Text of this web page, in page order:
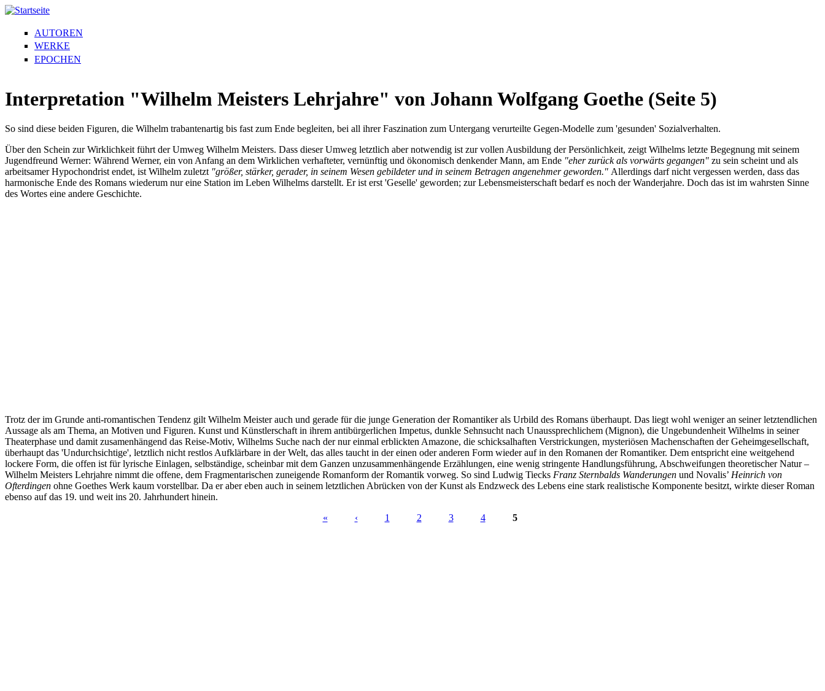
AUTOREN
WERKE
EPOCHEN
Interpretation "Wilhelm Meisters Lehrjahre" von Johann Wolfgang Goethe (Seite 5)
So sind diese beiden Figuren, die Wilhelm trabantenartig bis fast zum Ende begleiten, bei all ihrer Faszination zum Untergang verurteilte Gegen-Modelle zum 'gesunden' Sozialverhalten.
Über den Schein zur Wirklichkeit führt der Umweg Wilhelm Meisters. Dass dieser Umweg letztlich aber notwendig ist zur vollen Ausbildung der Persönlichkeit, zeigt Wilhelms letzte Begegnung mit seinem
Jugendfreund Werner: Während Werner, ein von Anfang an dem Wirklichen verhafteter, vernünftig und ökonomisch denkender Mann, am Ende "eher zurück als vorwärts gegangen" zu sein scheint und als
arbeitsamer Hypochondrist endet, ist Wilhelm zuletzt"größer, stärker, gerader, in seinem Wesen gebildeter und in seinem Betragen angenehmer geworden." Allerdings darf nicht vergessen werden, dass das
harmonische Ende des Romans wiederum nur eine Station im Leben Wilhelms darstellt. Er ist erst 'Geselle' geworden; zur Lebensmeisterschaft bedarf es noch der Wanderjahre. Doch das ist im wahrsten Sinne
des Wortes eine andere Geschichte.
Trotz der im Grunde anti-romantischen Tendenz gilt Wilhelm Meister auch und gerade für die junge Generation der Romantiker als Urbild des Romans überhaupt. Das liegt wohl weniger an seiner letztendlichen
Aussage als am Thema, an Motiven und Figuren. Kunst und Künstlerschaft in ihrem antibürgerlichen Impetus, dunkle Sehnsucht nach Unaussprechlichem (Mignon), die Ungebundenheit Wilhelms in seiner
Theaterphase und damit zusamenhängend das Reise-Motiv, Wilhelms Suche nach der nur einmal erblickten Amazone, die schicksalhaften Verstrickungen, mysteriösen Machenschaften der Geheimgesellschaft,
überhaupt das 'Undurchsichtige', letztlich nicht restlos Aufklärbare in der Welt, das alles taucht in der einen oder anderen Form wieder auf in den Romanen der Romantiker. Dem entspricht eine weitgehend
lockere Form, die offen ist für lyrische Einlagen, selbständige, scheinbar mit dem Ganzen unzusammenhängende Erzählungen, eine wenig stringente Handlungsführung, Abschweifungen theoretischer Natur –
Wilhelm Meisters Lehrjahre nimmt die offene, dem Fragmentarischen zuneigende Romanform der Romantik vorweg. So sind Ludwig Tiecks Franz Sternbalds Wanderungen und Novalis’ Heinrich von
Ofterdingen ohne Goethes Werk kaum vorstellbar. Da er aber eben auch in seinem letztlichen Abrücken von der Kunst als Endzweck des Lebens eine stark realistische Komponente besitzt, wirkte dieser Roman
ebenso auf das 19. und weit ins 20. Jahrhundert hinein.
« ‹ 1 2 3 4 5